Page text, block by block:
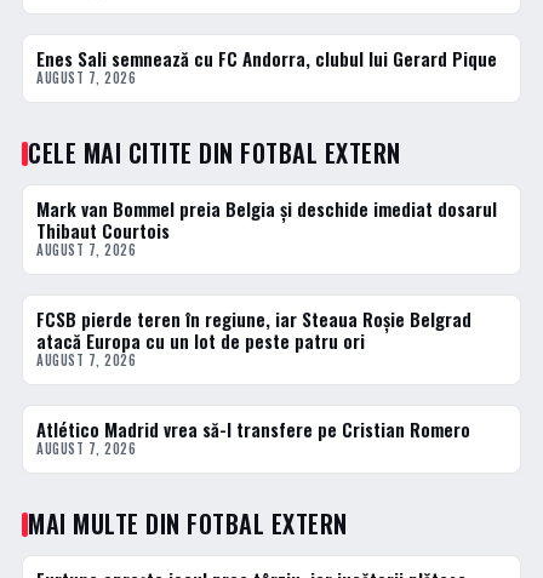
FOTBAL EXTERN
Enes Sali semnează cu FC Andorra, clubul lui Gerard Pique
AUGUST 7, 2026
CELE MAI CITITE DIN FOTBAL EXTERN
1 · TOP
Mark van Bommel preia Belgia și deschide imediat dosarul
Thibaut Courtois
AUGUST 7, 2026
2 · TOP
FCSB pierde teren în regiune, iar Steaua Roșie Belgrad
atacă Europa cu un lot de peste patru ori
AUGUST 7, 2026
3 · TOP
Atlético Madrid vrea să-l transfere pe Cristian Romero
AUGUST 7, 2026
MAI MULTE DIN FOTBAL EXTERN